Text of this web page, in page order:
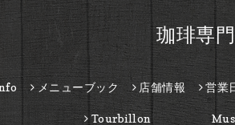
珈琲専
メニューブック 店舗情報 営業
Tourbillon Music